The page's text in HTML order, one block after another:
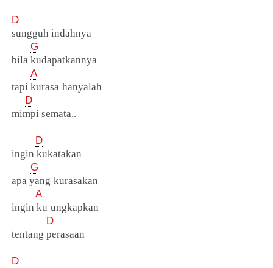
D
sungguh indahnya
G
bila kudapatkannya
A
tapi kurasa hanyalah
D
mimpi semata..
D
ingin kukatakan
G
apa yang kurasakan
A
ingin ku ungkapkan
D
tentang perasaan
D